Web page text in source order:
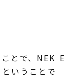
とで、NEK E
いうことで